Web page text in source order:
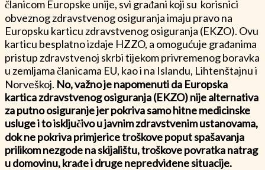
članicom Europske unije, svi građani koji su korisnici
obveznog zdravstvenog osiguranja imaju pravo na
Europsku karticu zdravstvenog osiguranja (EKZO). Ovu
karticu besplatno izdaje HZZO, a omogućuje građanima
pristup zdravstvenoj skrbi tijekom privremenog boravka
u zemljama članicama EU, kao i na Islandu, Lihtenštajnu i
Norveškoj. No, važno je napomenuti da Europska
kartica zdravstvenog osiguranja (EKZO) nije alternativa
za putno osiguranje jer pokriva samo hitne medicinske
usluge i to isključivo u javnim zdravstvenim ustanovama,
dok ne pokriva primjerice troškove poput spašavanja
prilikom nezgode na skijalištu, troškove povratka natrag
u domovinu, krađe i druge nepredviđene situacije.